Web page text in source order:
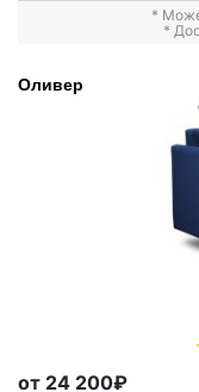
*
*
Оливер
от 24 200₽